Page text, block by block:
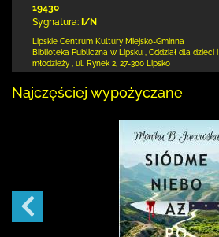
19430
Sygnatura: I/N
Lipskie Centrum Kultury Miejsko-Gminna
Biblioteka Publiczna w Lipsku
Oddział dla dzieci i
młodzieży , ul. Rynek 2 27-300 Lipsko
Najczęściej wypożyczane